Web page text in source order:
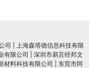
司
上海森塔德信息科技有限
有限公司
深圳市易言经邦文
材料科技有限公司
东莞市阿